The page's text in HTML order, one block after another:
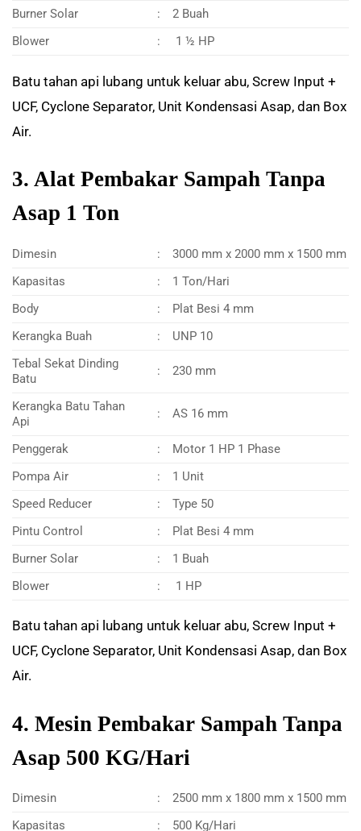
Burner Solar
:
2 Buah
Blower
: 1 ½ HP
Batu tahan api lubang untuk keluar abu, Screw Input +
UCF, Cyclone Separator, Unit Kondensasi Asap, dan Box
Air.
3. Alat Pembakar Sampah Tanpa
Asap 1 Ton
Dimesin :
3000 mm x 2000 mm x 1500 mm
Kapasitas
:
1 Ton/Hari
Body
:
Plat Besi 4 mm
Kerangka Buah
:
UNP 10
Tebal Sekat Dinding
Batu
: 230 mm
Kerangka Batu Tahan
Api
: AS 16 mm
Penggerak :
Motor 1 HP 1 Phase
Pompa Air
:
1 Unit
Speed Reducer
:
Type 50
Pintu Control
:
Plat Besi 4 mm
Burner Solar
:
1 Buah
Blower
: 1 HP
Batu tahan api lubang untuk keluar abu, Screw Input +
UCF, Cyclone Separator, Unit Kondensasi Asap, dan Box
Air.
4. Mesin Pembakar Sampah Tanpa
Asap 500 KG/Hari
Dimesin :
2500 mm x 1800 mm x 1500 mm
Kapasitas
:
500 Kg/Hari